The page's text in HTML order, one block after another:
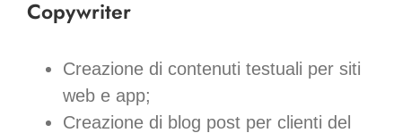
Copywriter
Creazione di contenuti testuali per siti
web e app;
Creazione di blog post per clienti del